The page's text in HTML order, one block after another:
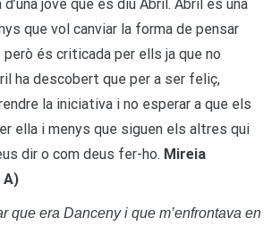
jove que es diu Abril. Abril és una
que vol canviar la forma de pensar
és criticada per ells ja que no
ha descobert que per a ser feliç,
la iniciativa i no esperar a que els
ella i menys que siguen els altres qui
dir o com deus fer-ho. Mireia
A)
que era Danceny i que m’enfrontava en